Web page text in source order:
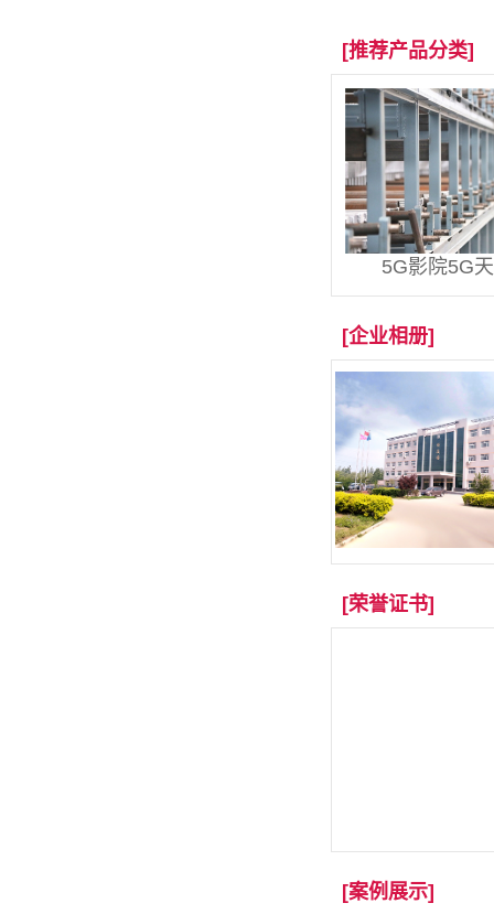
[推荐产品分类]
5G影院5G
[企业相册]
[荣誉证书]
[案例展示]